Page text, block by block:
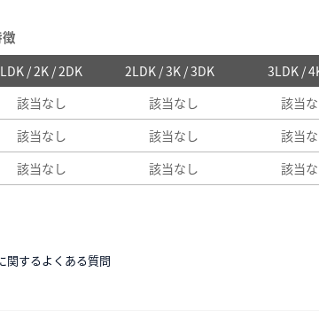
/ 2K / 2DK 2LDK / 3K / 3DK
3LDK /
該当なし 該当なし
該当
該当なし 該当なし
該当
該当なし 該当なし 該当
関するよくある質問